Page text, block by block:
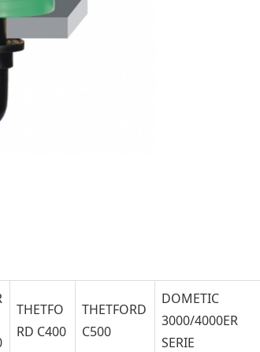
THETFO
RD C400
THETFORD
C500
DOMETIC
3000/4000ER
SERIE